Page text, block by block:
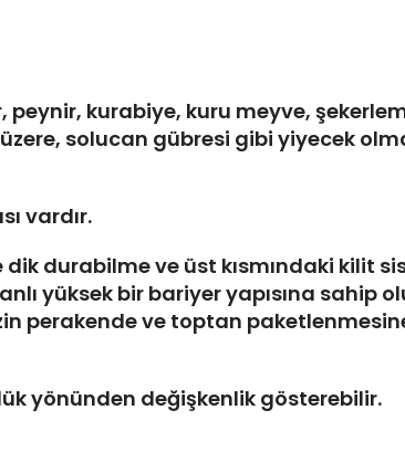
kurabiye, kuru meyve,
solucan gübresi gibi yiyecek
vardır.
durabilme ve üst kısmındaki kilit
yüksek bir bariyer yapısına sahip
perakende ve toptan
yönünden değişkenlik gösterebilir.